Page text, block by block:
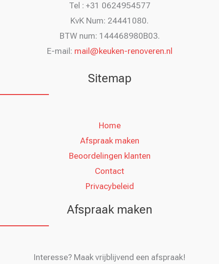
Tel : +31 0624954577
KvK Num: 24441080.
BTW num: 144468980B03.
E-mail: mail@keuken-renoveren.nl
Sitemap
Home
Afspraak maken
Beoordelingen klanten
Contact
Privacybeleid
Afspraak maken
Interesse? Maak vrijblijvend een afspraak!